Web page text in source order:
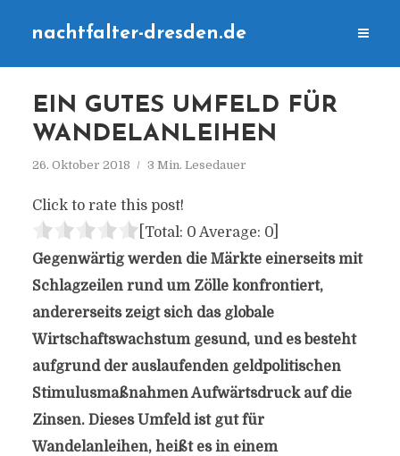
nachtfalter-dresden.de
EIN GUTES UMFELD FÜR
WANDELANLEIHEN
26. Oktober 2018 3 Min. Lesedauer
Click to rate this post!
[Total: 0 Average: 0]
Gegenwärtig werden die Märkte einerseits mit
Schlagzeilen rund um Zölle konfrontiert,
andererseits zeigt sich das globale
Wirtschaftswachstum gesund, und es besteht
aufgrund der auslaufenden geldpolitischen
Stimulusmaßnahmen Aufwärtsdruck auf die
Zinsen. Dieses Umfeld ist gut für
Wandelanleihen, heißt es in einem